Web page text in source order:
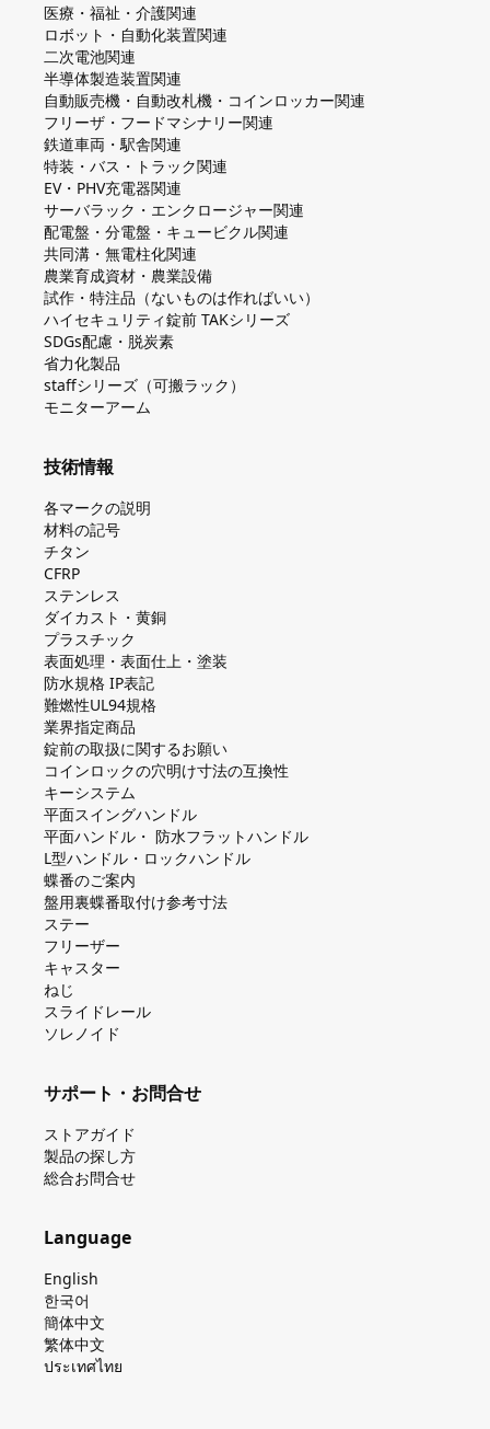
医療・福祉・介護関連
ロボット・自動化装置関連
二次電池関連
半導体製造装置関連
自動販売機・自動改札機・コインロッカー関連
フリーザ・フードマシナリー関連
鉄道車両・駅舎関連
特装・バス・トラック関連
EV・PHV充電器関連
サーバラック・エンクロージャー関連
配電盤・分電盤・キュービクル関連
共同溝・無電柱化関連
農業育成資材・農業設備
試作・特注品（ないものは作ればいい）
ハイセキュリティ錠前 TAKシリーズ
SDGs配慮・脱炭素
省力化製品
staffシリーズ（可搬ラック）
モニターアーム
技術情報
各マークの説明
材料の記号
チタン
CFRP
ステンレス
ダイカスト・⻩銅
プラスチック
表面処理・表面仕上・塗装
防⽔規格 IP表記
難燃性UL94規格
業界指定商品
錠前の取扱に関するお願い
コインロックの⽳明け⼨法の互換性
キーシステム
平⾯スイングハンドル
平⾯ハンドル・ 防⽔フラットハンドル
L型ハンドル・ロックハンドル
蝶番のご案内
盤⽤裏蝶番取付け参考⼨法
ステー
フリーザー
キャスター
ねじ
スライドレール
ソレノイド
サポート・お問合せ
ストアガイド
製品の探し⽅
総合お問合せ
Language
English
한국어
簡体中文
繁体中文
ประเทศไทย